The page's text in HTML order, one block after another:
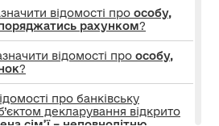
відомості про особу,
рахунком?
відомості про особу,
?
про банківську
декларування відкрито